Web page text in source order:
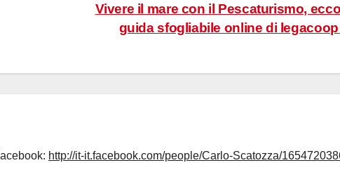
Vivere il mare con il Pescaturismo,
guida sfogliabile online di
http://it-it.facebook.com/people/Carlo-Scatozza/